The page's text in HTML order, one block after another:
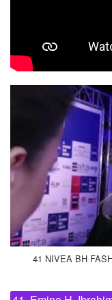
41 NIVEA BH